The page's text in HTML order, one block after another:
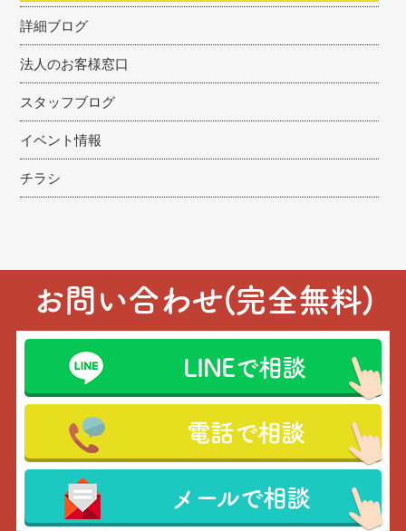
詳細ブログ
法人のお客様窓口
スタッフブログ
イベント情報
チラシ
お問い合わせ(完全無料)
LINEで相談
電話で相談
メールで相談